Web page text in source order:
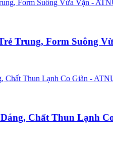
Trung, Form Suông
Chất Thun Lạnh